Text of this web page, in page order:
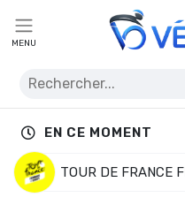
MENU
EN CE MOMENT
TOUR DE FRANCE